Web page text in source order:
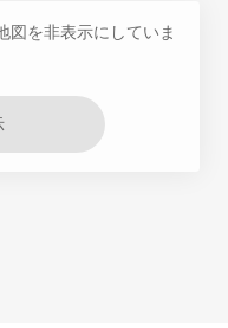
図を非表示にしていま